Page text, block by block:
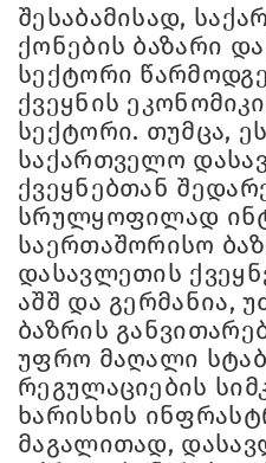
შესაბამისად,
ქონების ბაზარი
სექტორი
ქვეყნის
სექტორი. თუმცა,
საქართველო
ქვეყნებთან
სრულყოფილად
საერთაშორისო
დასავლეთის
აშშ და გერმანია,
ბაზრის
უფრო მაღალი
რეგულაციების
ხარისხის
მაგალითად,